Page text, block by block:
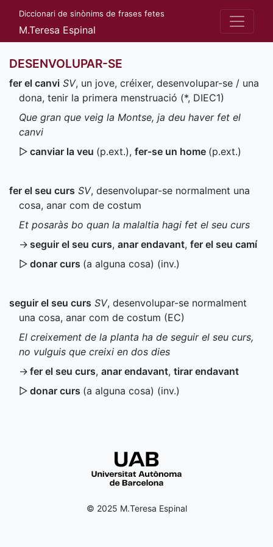
Diccionari de sinònims de frases fetes
M.Teresa Espinal
DESENVOLUPAR-SE
fer el canvi SV, un jove, créixer, desenvolupar-se / una
dona, tenir la primera menstruació (*, DIEC1)
Que gran que veig la Montse, ja deu haver fet el
canvi
▷ canviar la veu (p.ext.), fer-se un home (p.ext.)
fer el seu curs SV, desenvolupar-se normalment una
cosa, anar com de costum
Et posaràs bo quan la malaltia hagi fet el seu curs
→ seguir el seu curs, anar endavant, fer el seu camí
▷ donar curs (a alguna cosa) (inv.)
seguir el seu curs SV, desenvolupar-se normalment
una cosa, anar com de costum (EC)
El creixement de la planta ha de seguir el seu curs,
no vulguis que creixi en dos dies
→ fer el seu curs, anar endavant, tirar endavant
▷ donar curs (a alguna cosa) (inv.)
© 2025 M.Teresa Espinal